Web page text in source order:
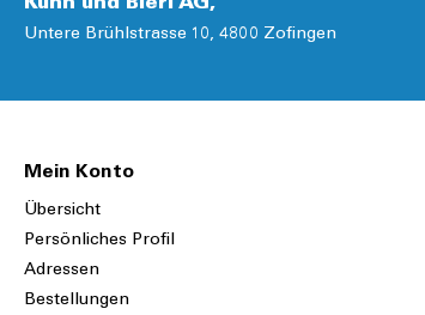
Kuhn und Bieri AG,
Untere Brühlstrasse 10, 4800 Zofingen
Mein Konto
Übersicht
Persönliches Profil
Adressen
Bestellungen